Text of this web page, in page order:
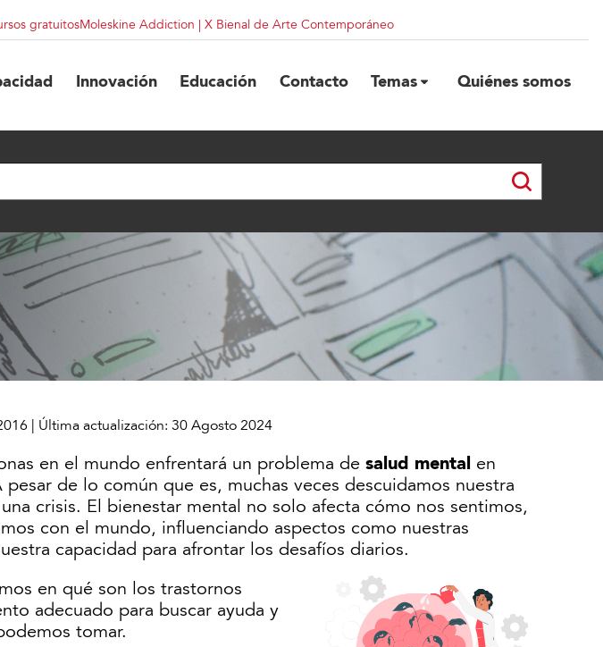
gratuitosMoleskine Addiction | X Bienal de Arte Contemporáneo
Innovación Educación Contacto Temas Quiénes somos
| Última actualización: 30 Agosto 2024
en el mundo enfrentará un problema de salud mental en
de lo común que es, muchas veces descuidamos nuestra
crisis. El bienestar mental no solo afecta cómo nos sentimos,
con el mundo, influenciando aspectos como nuestras
capacidad para afrontar los desafíos diarios.
en qué son los trastornos
adecuado para buscar ayuda y
tomar.